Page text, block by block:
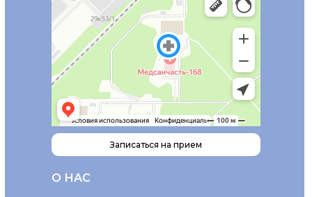
О НАС
Записаться на прием